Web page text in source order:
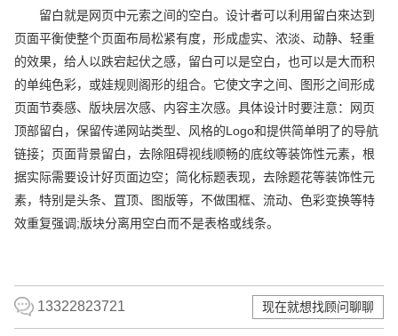
留白就是网页中元索之间的空白。设计者可以利用留白來达到
页面平衡使整个页面布局松紧有度，形成虚实、浓淡、动静、轻重
的效果，给人以跌宕起伏之感，留白可以是空白，也可以是大而积
的单纯色彩，或娃规则阁形的组合。它使文字之间、图形之间形成
页面节奏感、版块层次感、内容主次感。具体设计时要注意：网页
顶部留白，保留传递网站类型、风格的Logo和提供简单明了的导航
链接；页面背景留白，去除阻碍视线顺畅的底纹等装饰性元素，根
据实际需要设计好页面边空；简化标题表现，去除题花等装饰性元
素，特别是头条、罝顶、图版等，不做围框、流动、色彩变换等特
效重复强调;版块分离用空白而不是表格或线条。
13322823721 现在就想找顾问聊聊